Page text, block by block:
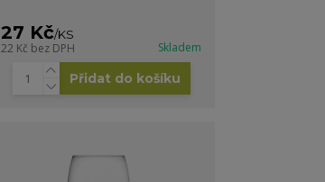
27 Kč/KS
22 Kč bez DPH Skladem
Přidat do košíku